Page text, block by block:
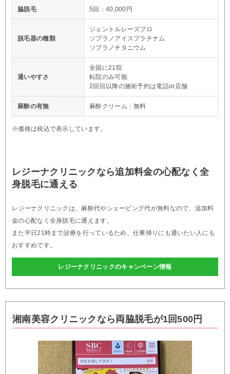
脇脱毛 5回：40,000円
脱毛器の種類
ジェントルレーズプロ
ソプラノアイスプラチナム
ソプラノチタニウム
通いやすさ
全国に21院
転院のみ可能
2回目以降の施術予約は電話or店舗
麻酔の有無 麻酔クリーム：無料
※価格は税込で表示しています。
レジーナクリニックなら追加料金の心配なく全
身脱毛に通える
レジーナクリニックは、麻酔代やシェービング代が無料なので、追加料
金の心配なく全身脱毛に通えます。
また平日21時まで診療を行っているため、仕事帰りにも通いたい人にも
おすすめです。
レジーナクリニックのキャンペーン情報
湘南美容クリニックなら両脇脱毛が1回500円